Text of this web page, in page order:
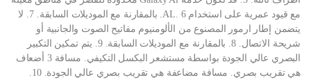
مع قيود عمرية على استخدام AL. 6. بالمقارنة مع الموديلات السابقة. 7. لا
يتضمن إطار ارمور المصنوع من الألومنيوم مفاتيح الصوت والجانبية أو
شريحة الاتصال. 8. بالمقارنة مع الموديلات السابقة. 9. يتم تمكين التكبير
البصري عالي الجودة بواسطة مستشعر البكسل التكيفي. مسافة 3 أضعاف